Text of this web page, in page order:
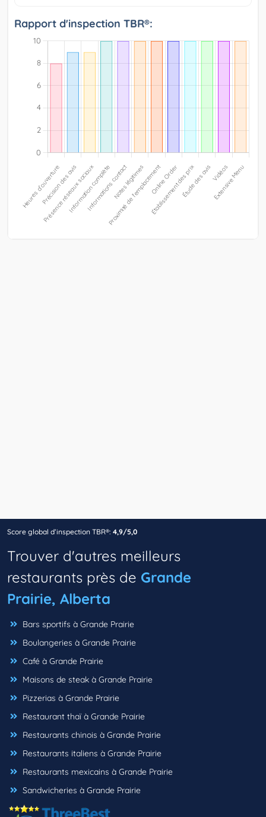
Rapport d'inspection TBR®:
Score global d’inspection TBR®: 4,9/5,0
Trouver d'autres meilleurs
restaurants près de Grande
Prairie, Alberta
Bars sportifs à Grande Prairie
Boulangeries à Grande Prairie
Café à Grande Prairie
Maisons de steak à Grande Prairie
Pizzerias à Grande Prairie
Restaurant thaï à Grande Prairie
Restaurants chinois à Grande Prairie
Restaurants italiens à Grande Prairie
Restaurants mexicains à Grande Prairie
Sandwicheries à Grande Prairie